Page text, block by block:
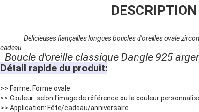
Délicieuses fiançailles longues boucles d'oreilles ovale
cadeau
Boucle d'oreille classique Dangle 925
Détail rapide du produit:
>> Forme: Forme ovale
>> Couleur: selon l'image de référence ou la couleur
>> Application: Fête/cadeau/anniversaire